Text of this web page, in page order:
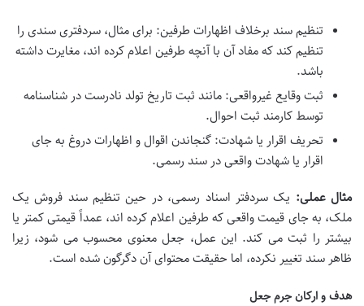
تنظیم سند برخلاف اظهارات طرفین: برای مثال، سردفتری سندی را
تنظیم کند که مفاد آن با آنچه طرفین اعلام کرده اند، مغایرت داشته
باشد.
ثبت وقایع غیرواقعی: مانند ثبت تاریخ تولد نادرست در شناسنامه
توسط کارمند ثبت احوال.
تحریف اقرار یا شهادت: گنجاندن اقوال و اظهارات دروغ به جای
اقرار یا شهادت واقعی در سند رسمی.
مثال عملی: یک سردفتر اسناد رسمی، در حین تنظیم سند فروش یک
ملک، به جای قیمت واقعی که طرفین اعلام کرده اند، عمداً قیمتی کمتر یا
بیشتر را ثبت می کند. این عمل، جعل معنوی محسوب می شود، زیرا
ظاهر سند تغییر نکرده، اما حقیقت محتوای آن دگرگون شده است.
هدف و ارکان جرم جعل